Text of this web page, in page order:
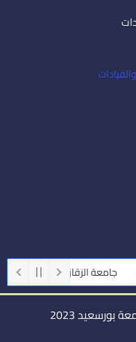
جامعة الزقازيق جامعة
2023